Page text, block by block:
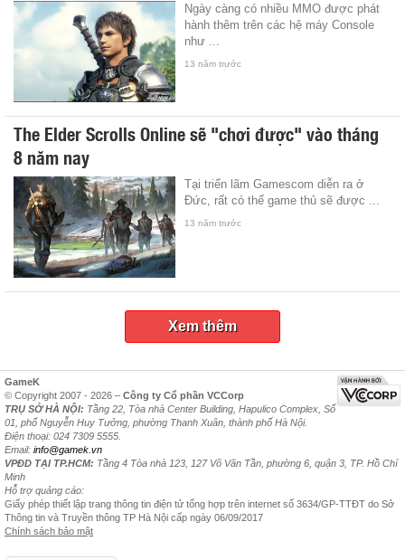
Ngày càng có nhiều MMO được phát
hành thêm trên các hệ máy Console
như ...
13 năm trước
The Elder Scrolls Online sẽ "chơi được" vào tháng
8 năm nay
Tại triển lãm Gamescom diễn ra ở
Đức, rất có thể game thủ sẽ được ...
13 năm trước
Xem thêm
GameK
© Copyright 2007 - 2026 – Công ty Cổ phần VCCorp
TRỤ SỞ HÀ NỘI: Tầng 22, Tòa nhà Center Building, Hapulico Complex, Số
01, phố Nguyễn Huy Tưởng, phường Thanh Xuân, thành phố Hà Nội.
Điện thoại: 024 7309 5555.
Email: info@gamek.vn
VPĐD TẠI TP.HCM: Tầng 4 Tòa nhà 123, 127 Võ Văn Tần, phường 6, quận 3, TP. Hồ Chí
Minh
Hỗ trợ quảng cáo:
Giấy phép thiết lập trang thông tin điện tử tổng hợp trên internet số 3634/GP-TTĐT do Sở
Thông tin và Truyền thông TP Hà Nội cấp ngày 06/09/2017
Chính sách bảo mật